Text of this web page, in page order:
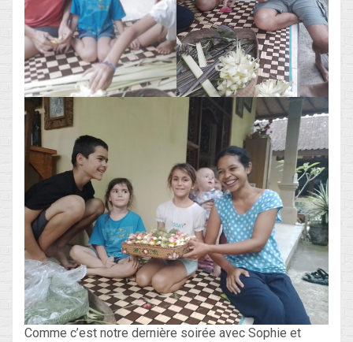
Comme c’est notre dernière soirée avec Sophie et